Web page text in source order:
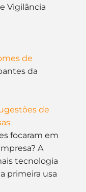
Vigilância
de
da
de
focaram em
A
tecnologia
primeira usa